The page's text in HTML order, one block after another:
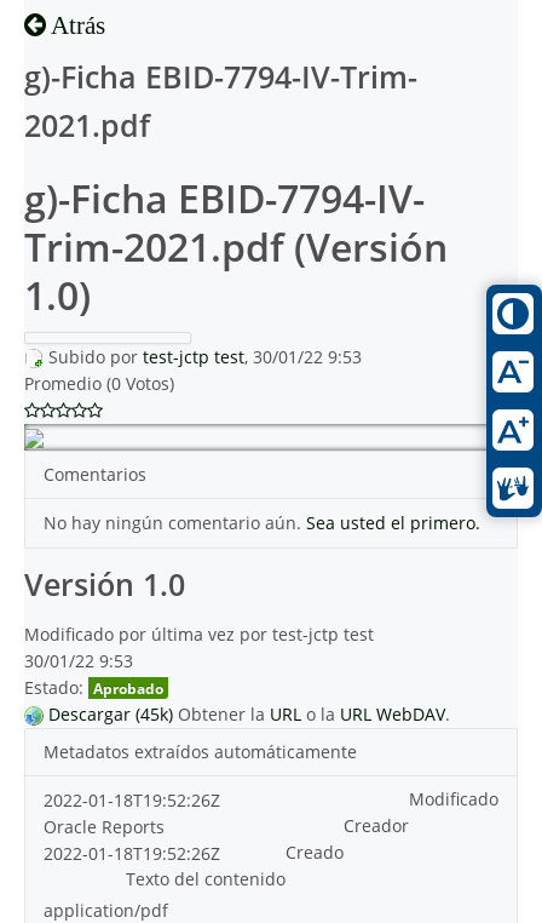
Atrás
g)-Ficha EBID-7794-IV-Trim-
2021.pdf
g)-Ficha EBID-7794-IV-
Trim-2021.pdf (Versión
1.0)
Subido por test-jctp test, 30/01/22 9:53
Promedio (0 Votos)
Comentarios
No hay ningún comentario aún. Sea usted el primero.
Versión 1.0
Modificado por última vez por test-jctp test
30/01/22 9:53
Estado: Aprobado
Descargar (45k) Obtener la URL o la URL WebDAV.
Metadatos extraídos automáticamente
Modificado
2022-01-18T19:52:26Z
Creador
Oracle Reports
Creado
2022-01-18T19:52:26Z
Texto del contenido
application/pdf